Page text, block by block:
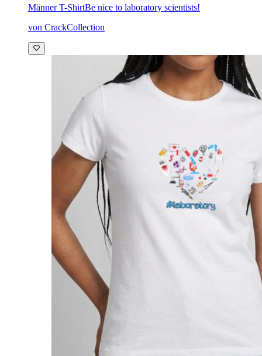
Männer T-ShirtBe nice to laboratory scientists!
von CrackCollection